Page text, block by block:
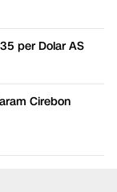
per Dolar AS
Cirebon